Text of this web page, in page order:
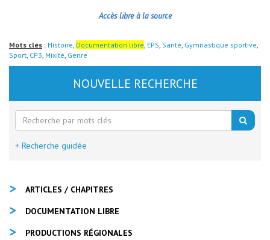
Accès libre à la source
Mots clés : Histoire, Documentation libre, EPS, Santé, Gymnastique sportive,
Sport, CP3, Mixité, Genre
NOUVELLE RECHERCHE
+ Recherche guidée
ARTICLES / CHAPITRES
DOCUMENTATION LIBRE
PRODUCTIONS RÉGIONALES